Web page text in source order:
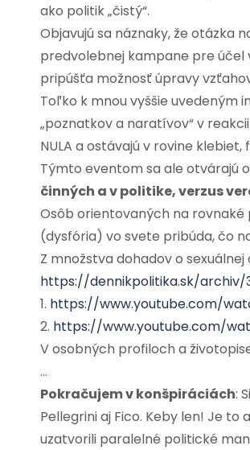
ako politik „čistý“.
Objavujú sa náznaky, že otázka
predvolebnej kampane pre účel
pripúšťa možnosť úpravy
Toľko k mnou vyššie uvedeným
„poznatkov a naratívov“ v
NULA a ostávajú v rovine
Týmto eventom sa ale otvárajú
činných a v politike, verzus
Osôb orientovaných na rovnaké
(dysfória) vo svete pribúda, čo
Z množstva dohadov o
https://dennikpolitika.sk/archiv/
1. https://www.youtube.com/
2. https://www.youtube.com/
V osobných profiloch a
…
Pokračujem v konšpiráciách:
Pellegrini aj Fico. Keby len! Je
uzatvorili paralelné politické